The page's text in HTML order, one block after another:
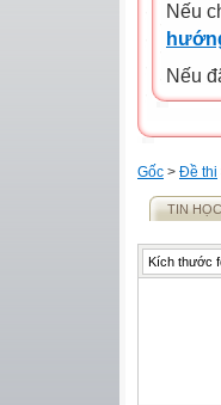
Nếu
Nếu
Gốc > Đề thi
TIN
Kích thước